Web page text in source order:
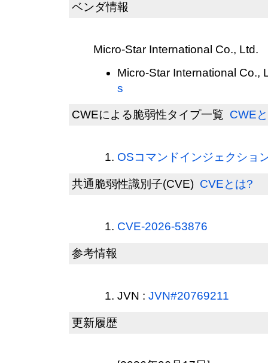
ベンダ情報
Micro-Star International Co., Ltd.
Micro-Star International Co.,
s
CWEによる脆弱性タイプ一覧 CWE
OSコマンドインジェクショ
共通脆弱性識別子(CVE) CVEとは?
CVE-2026-53876
参考情報
JVN : JVN#20769211
更新履歴